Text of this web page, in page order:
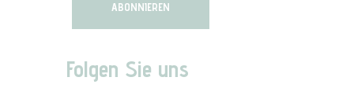
Folgen Sie uns